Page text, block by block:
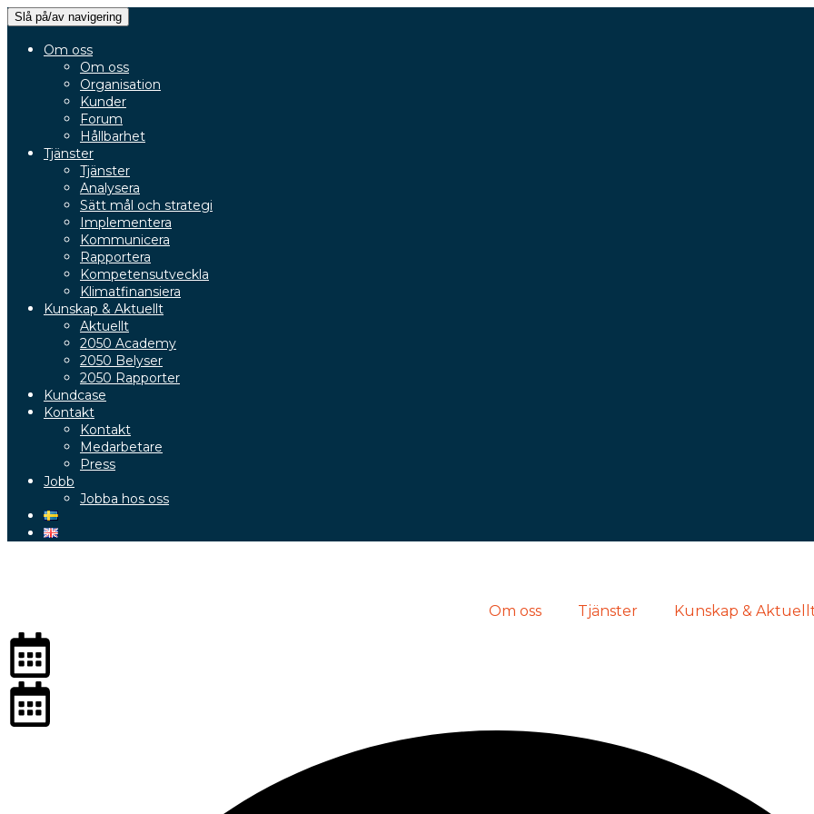
Slå på/av navigering
Om oss
Om oss
Organisation
Kunder
Forum
Hållbarhet
Tjänster
Tjänster
Analysera
Sätt mål och strategi
Implementera
Kommunicera
Rapportera
Kompetensutveckla
Klimatfinansiera
Kunskap & Aktuellt
Aktuellt
2050 Academy
2050 Belyser
2050 Rapporter
Kundcase
Kontakt
Kontakt
Medarbetare
Press
Jobb
Jobba hos oss
Om oss Tjänster Kunskap &